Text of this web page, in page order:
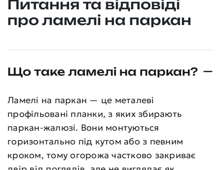
Питання та відповіді
про ламелі на паркан
Що таке ламелі на паркан?
Ламелі на паркан — це металеві
профільовані планки, з яких збирають
паркан-жалюзі. Вони монтуються
горизонтально під кутом або з певним
кроком, тому огорожа частково закриває